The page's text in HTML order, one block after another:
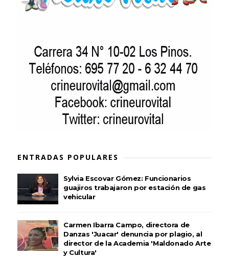
ENTRADAS POPULARES
Sylvia Escovar Gómez: Funcionarios
guajiros trabajaron por estación de gas
vehicular
Carmen Ibarra Campo, directora de
Danzas 'Juacar' denuncia por plagio, al
director de la Academia 'Maldonado Arte
y Cultura'